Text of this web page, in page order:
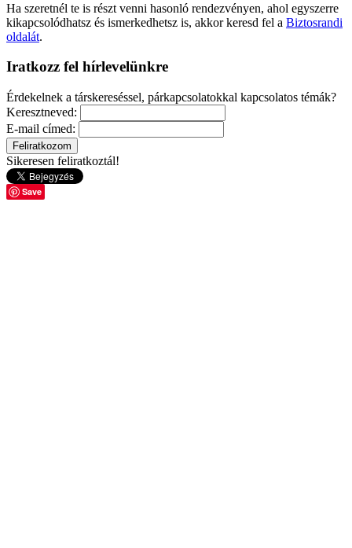
Ha szeretnél te is részt venni hasonló rendezvényen, ahol egyszerre
kikapcsolódhatsz és ismerkedhetsz is, akkor keresd fel a Biztosrandi
oldalát.
Iratkozz fel hírlevelünkre
Érdekelnek a társkereséssel, párkapcsolatokkal kapcsolatos témák?
Keresztneved:
E-mail címed:
Sikeresen feliratkoztál!
Save